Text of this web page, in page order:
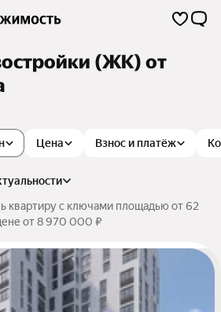
(ЖК) от
Цена Взнос и платёж
квартиру с ключами площадью от 62
от 8 970 000 ₽